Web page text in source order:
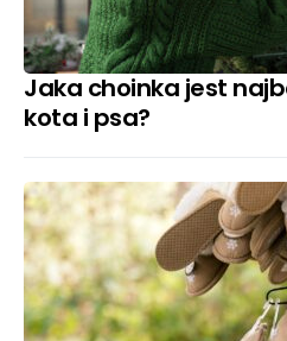
Jaka choinka jest
kota i psa?